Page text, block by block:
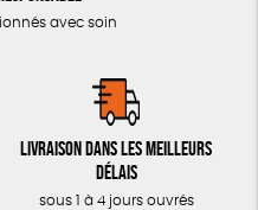
avec soin
Livraison dans les meilleurs
délais
sous 1 à 4 jours ouvrés